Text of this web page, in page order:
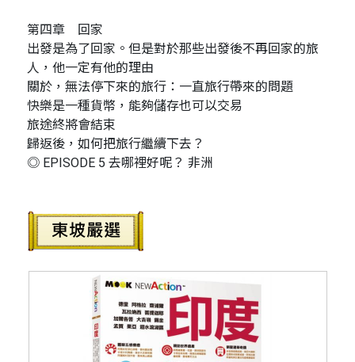
第四章 回家
出發是為了回家。但是對於那些出發後不再回家的旅
人，他一定有他的理由
關於，無法停下來的旅行：一直旅行帶來的問題
快樂是一種貨幣，能夠儲存也可以交易
旅途終將會結束
歸返後，如何把旅行繼續下去？
◎ EPISODE 5 去哪裡好呢？ 非洲